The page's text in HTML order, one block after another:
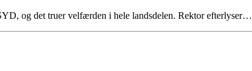
og det truer velfærden i hele landsdelen. Rektor efterlyser…